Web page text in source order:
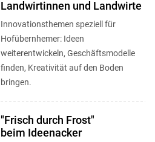
Landwirtinnen und Landwirte
Innovationsthemen speziell für
Hofübernhemer: Ideen
weiterentwickeln, Geschäftsmodelle
finden, Kreativität auf den Boden
bringen.
"Frisch durch Frost"
beim Ideenacker